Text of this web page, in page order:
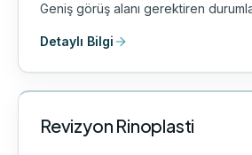
Geniş görüş alanı gerektiren
Detaylı Bilgi
Revizyon Rinoplasti